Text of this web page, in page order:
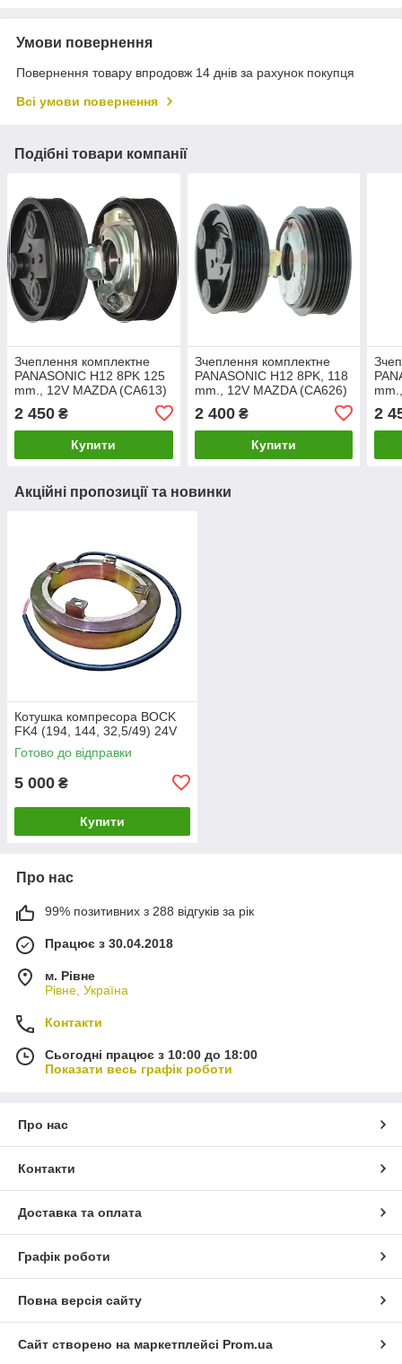
Умови повернення
Повернення товару впродовж 14 днів за рахунок покупця
Всі умови повернення
Подібні товари компанії
Зчеплення комплектне
PANASONIC H12 8PK 125
mm., 12V MAZDA (CA613)
2 450 ₴
Купити
Зчеплення комплектне
PANASONIC H12 8PK, 118
mm., 12V MAZDA (CA626)
2 400₴
Купити
2
Акційні пропозиції та новинки
Котушка компресора BOCK
FK4 (194, 144, 32,5/49) 24V
Готово до відправки
5 000 ₴
Купити
Про нас
99% позитивних з 288 відгуків за рік
Працює з 30.04.2018
м. Рівне
Рівне, Україна
Контакти
Сьогодні працює з 10:00 до 18:00
Показати весь графік роботи
Про нас
Контакти
Доставка та оплата
Графік роботи
Повна версія сайту
Сайт створено на маркетплейсі Prom.ua